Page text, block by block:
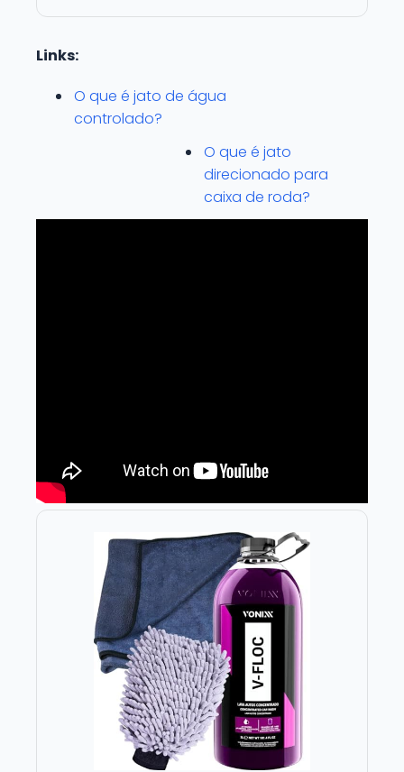
Links:
O que é jato de água
controlado?
O que é jato
direcionado para
caixa de roda?